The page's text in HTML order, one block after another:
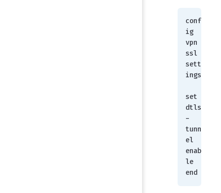
conf
ig
vpn
ssl
sett
ings
set
dtls
-
tunn
el
enab
le
end